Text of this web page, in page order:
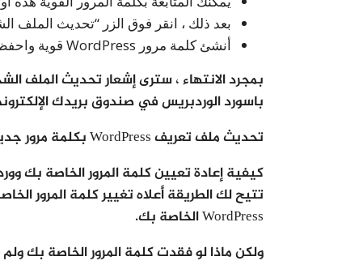
بعد ذلك ، انقر فوق الزر “تحديث
أنشئ كلمة مرور WordPress قوية واحفظها
باسورد الوردبريس في صندوق بريدك
تحديث ملف تعريف WordPress بكلمة مرور جديدة
كيفية إعادة تعيين كلمة المرور الخاصة بك
تتيح لك الطريقة أعلاه تغيير كلمة المرور
WordPress الخاصة بك.
ولكن ماذا لو فقدت كلمة المرور الخاصة بك